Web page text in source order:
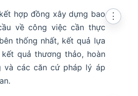
hợp đồng xây dựng bao
về công việc cần thực
thống nhất, kết quả lựa
quả thương thảo, hoàn
và các căn cứ pháp lý áp
⋮